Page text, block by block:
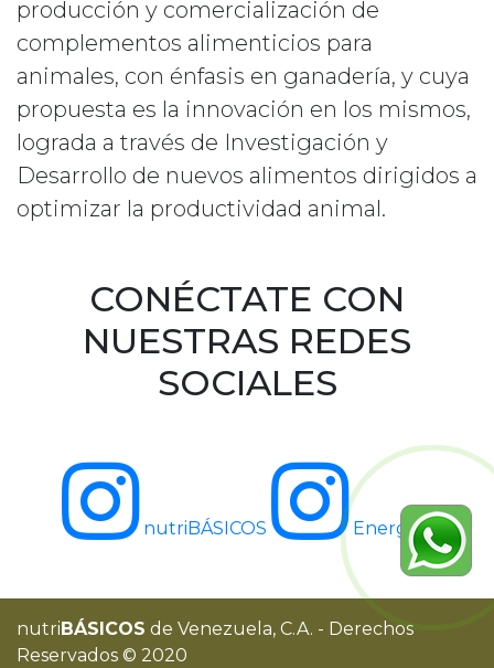
producción y comercialización de
complementos alimenticios para
animales, con énfasis en ganadería, y cuya
propuesta es la innovación en los mismos,
lograda a través de Investigación y
Desarrollo de nuevos alimentos dirigidos a
optimizar la productividad animal.
CONÉCTATE CON
NUESTRAS REDES
SOCIALES
nutriBÁSICOS Energras
nutriBÁSICOS de Venezuela, C.A. - Derechos
Reservados © 2020